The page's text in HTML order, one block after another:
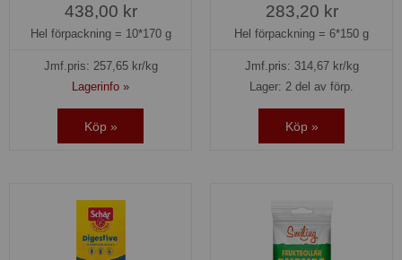
438,00 kr
Hel förpackning = 10*170 g
Jmf.pris: 257,65kr/kg
Lagerinfo »
Köp »
283,20 kr
Hel förpackning = 6*150 g
Jmf.pris: 314,67kr/kg
Lager: 2 del av förp.
Köp »